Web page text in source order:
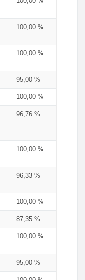
100,00 %
100,00 %
95,00 %
100,00 %
96,76 %
100,00 %
96,33 %
100,00 %
87,35 %
100,00 %
95,00 %